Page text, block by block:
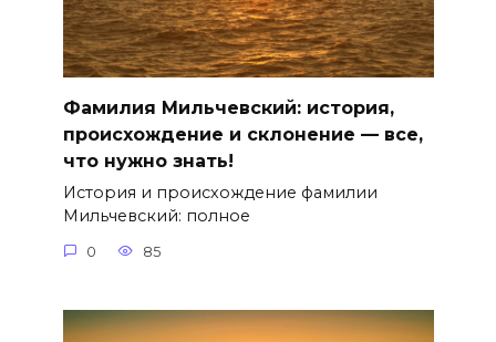
Фамилия Мильчевский: история,
происхождение и склонение — все,
что нужно знать!
История и происхождение фамилии
Мильчевский: полное
0 85